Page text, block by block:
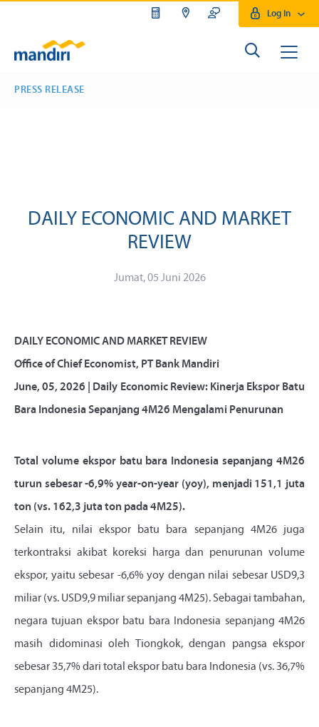
Log In
PRESS RELEASE
DAILY ECONOMIC AND MARKET
REVIEW
Jumat, 05 Juni 2026
DAILY ECONOMIC AND MARKET REVIEW
Office of Chief Economist, PT Bank Mandiri
June, 05, 2026 | Daily Economic Review: Kinerja Ekspor Batu
Bara Indonesia Sepanjang 4M26 Mengalami Penurunan
Total volume ekspor batu bara Indonesia sepanjang 4M26
turun sebesar -6,9% year-on-year (yoy), menjadi 151,1 juta
ton (vs. 162,3 juta ton pada 4M25).
Selain itu, nilai ekspor batu bara sepanjang 4M26 juga
terkontraksi akibat koreksi harga dan penurunan volume
ekspor, yaitu sebesar -6,6% yoy dengan nilai sebesar USD9,3
miliar (vs. USD9,9 miliar sepanjang 4M25). Sebagai tambahan,
negara tujuan ekspor batu bara Indonesia sepanjang 4M26
masih didominasi oleh Tiongkok, dengan pangsa ekspor
sebesar 35,7% dari total ekspor batu bara Indonesia (vs. 36,7%
sepanjang 4M25).